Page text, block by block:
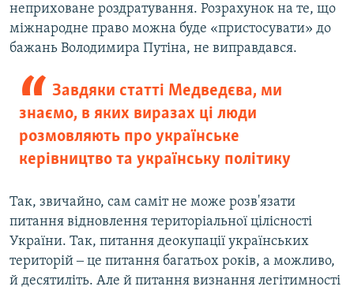
неприховане роздратування. Розрахунок на те, що
міжнародне право можна буде «пристосувати» до
бажань Володимира Путіна, не виправдався.
Завдяки статті Медведєва, ми
знаємо, в яких виразах ці люди
розмовляють про українське
керівництво та українську політику
Так, звичайно, сам саміт не може розв'язати
питання відновлення територіальної цілісності
України. Так, питання деокупації українських
територій ‒ це питання багатьох років, а можливо,
й десятиліть. Але й питання визнання легітимності